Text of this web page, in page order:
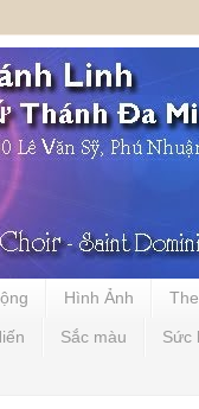
Hình Ảnh
Sắc màu Sức